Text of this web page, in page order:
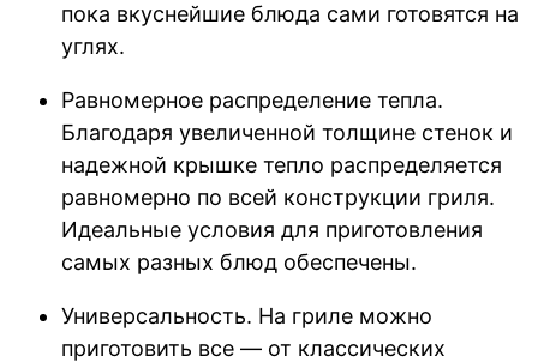
пока вкуснейшие блюда сами готовятся на
углях.
Равномерное распределение тепла.
Благодаря увеличенной толщине стенок и
надежной крышке тепло распределяется
равномерно по всей конструкции гриля.
Идеальные условия для приготовления
самых разных блюд обеспечены.
Универсальность. На гриле можно
приготовить все — от классических